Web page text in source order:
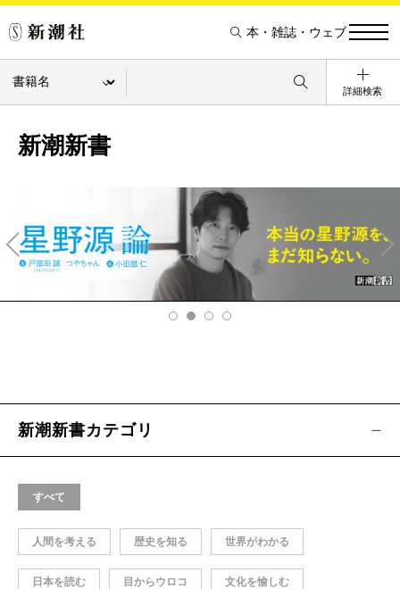
本・雑誌・ウェブ
詳細検索
新潮新書
v
Ne
xt
新潮新書カテゴリ
すべて
人間を考える 歴史を知る 世界がわかる
日本を読む 目からウロコ 文化を愉しむ